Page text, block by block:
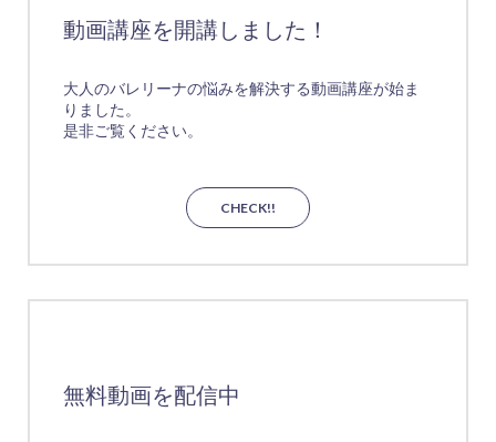
動画講座を開講しました！
大人のバレリーナの悩みを解決する動画講座が始ま
りました。
是非ご覧ください。
CHECK!!
無料動画を配信中